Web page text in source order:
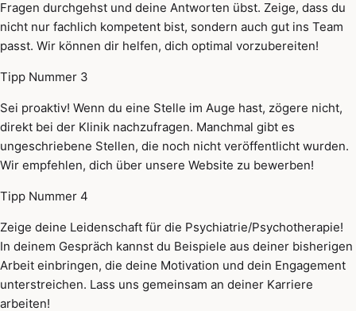
Fragen durchgehst und deine Antworten übst. Zeige, dass du
nicht nur fachlich kompetent bist, sondern auch gut ins Team
passt. Wir können dir helfen, dich optimal vorzubereiten!
Tipp Nummer 3
Sei proaktiv! Wenn du eine Stelle im Auge hast, zögere nicht,
direkt bei der Klinik nachzufragen. Manchmal gibt es
ungeschriebene Stellen, die noch nicht veröffentlicht wurden.
Wir empfehlen, dich über unsere Website zu bewerben!
Tipp Nummer 4
Zeige deine Leidenschaft für die Psychiatrie/Psychotherapie!
In deinem Gespräch kannst du Beispiele aus deiner bisherigen
Arbeit einbringen, die deine Motivation und dein Engagement
unterstreichen. Lass uns gemeinsam an deiner Karriere
arbeiten!